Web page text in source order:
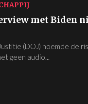
met Biden
(DOJ) noemde de
geen audio...